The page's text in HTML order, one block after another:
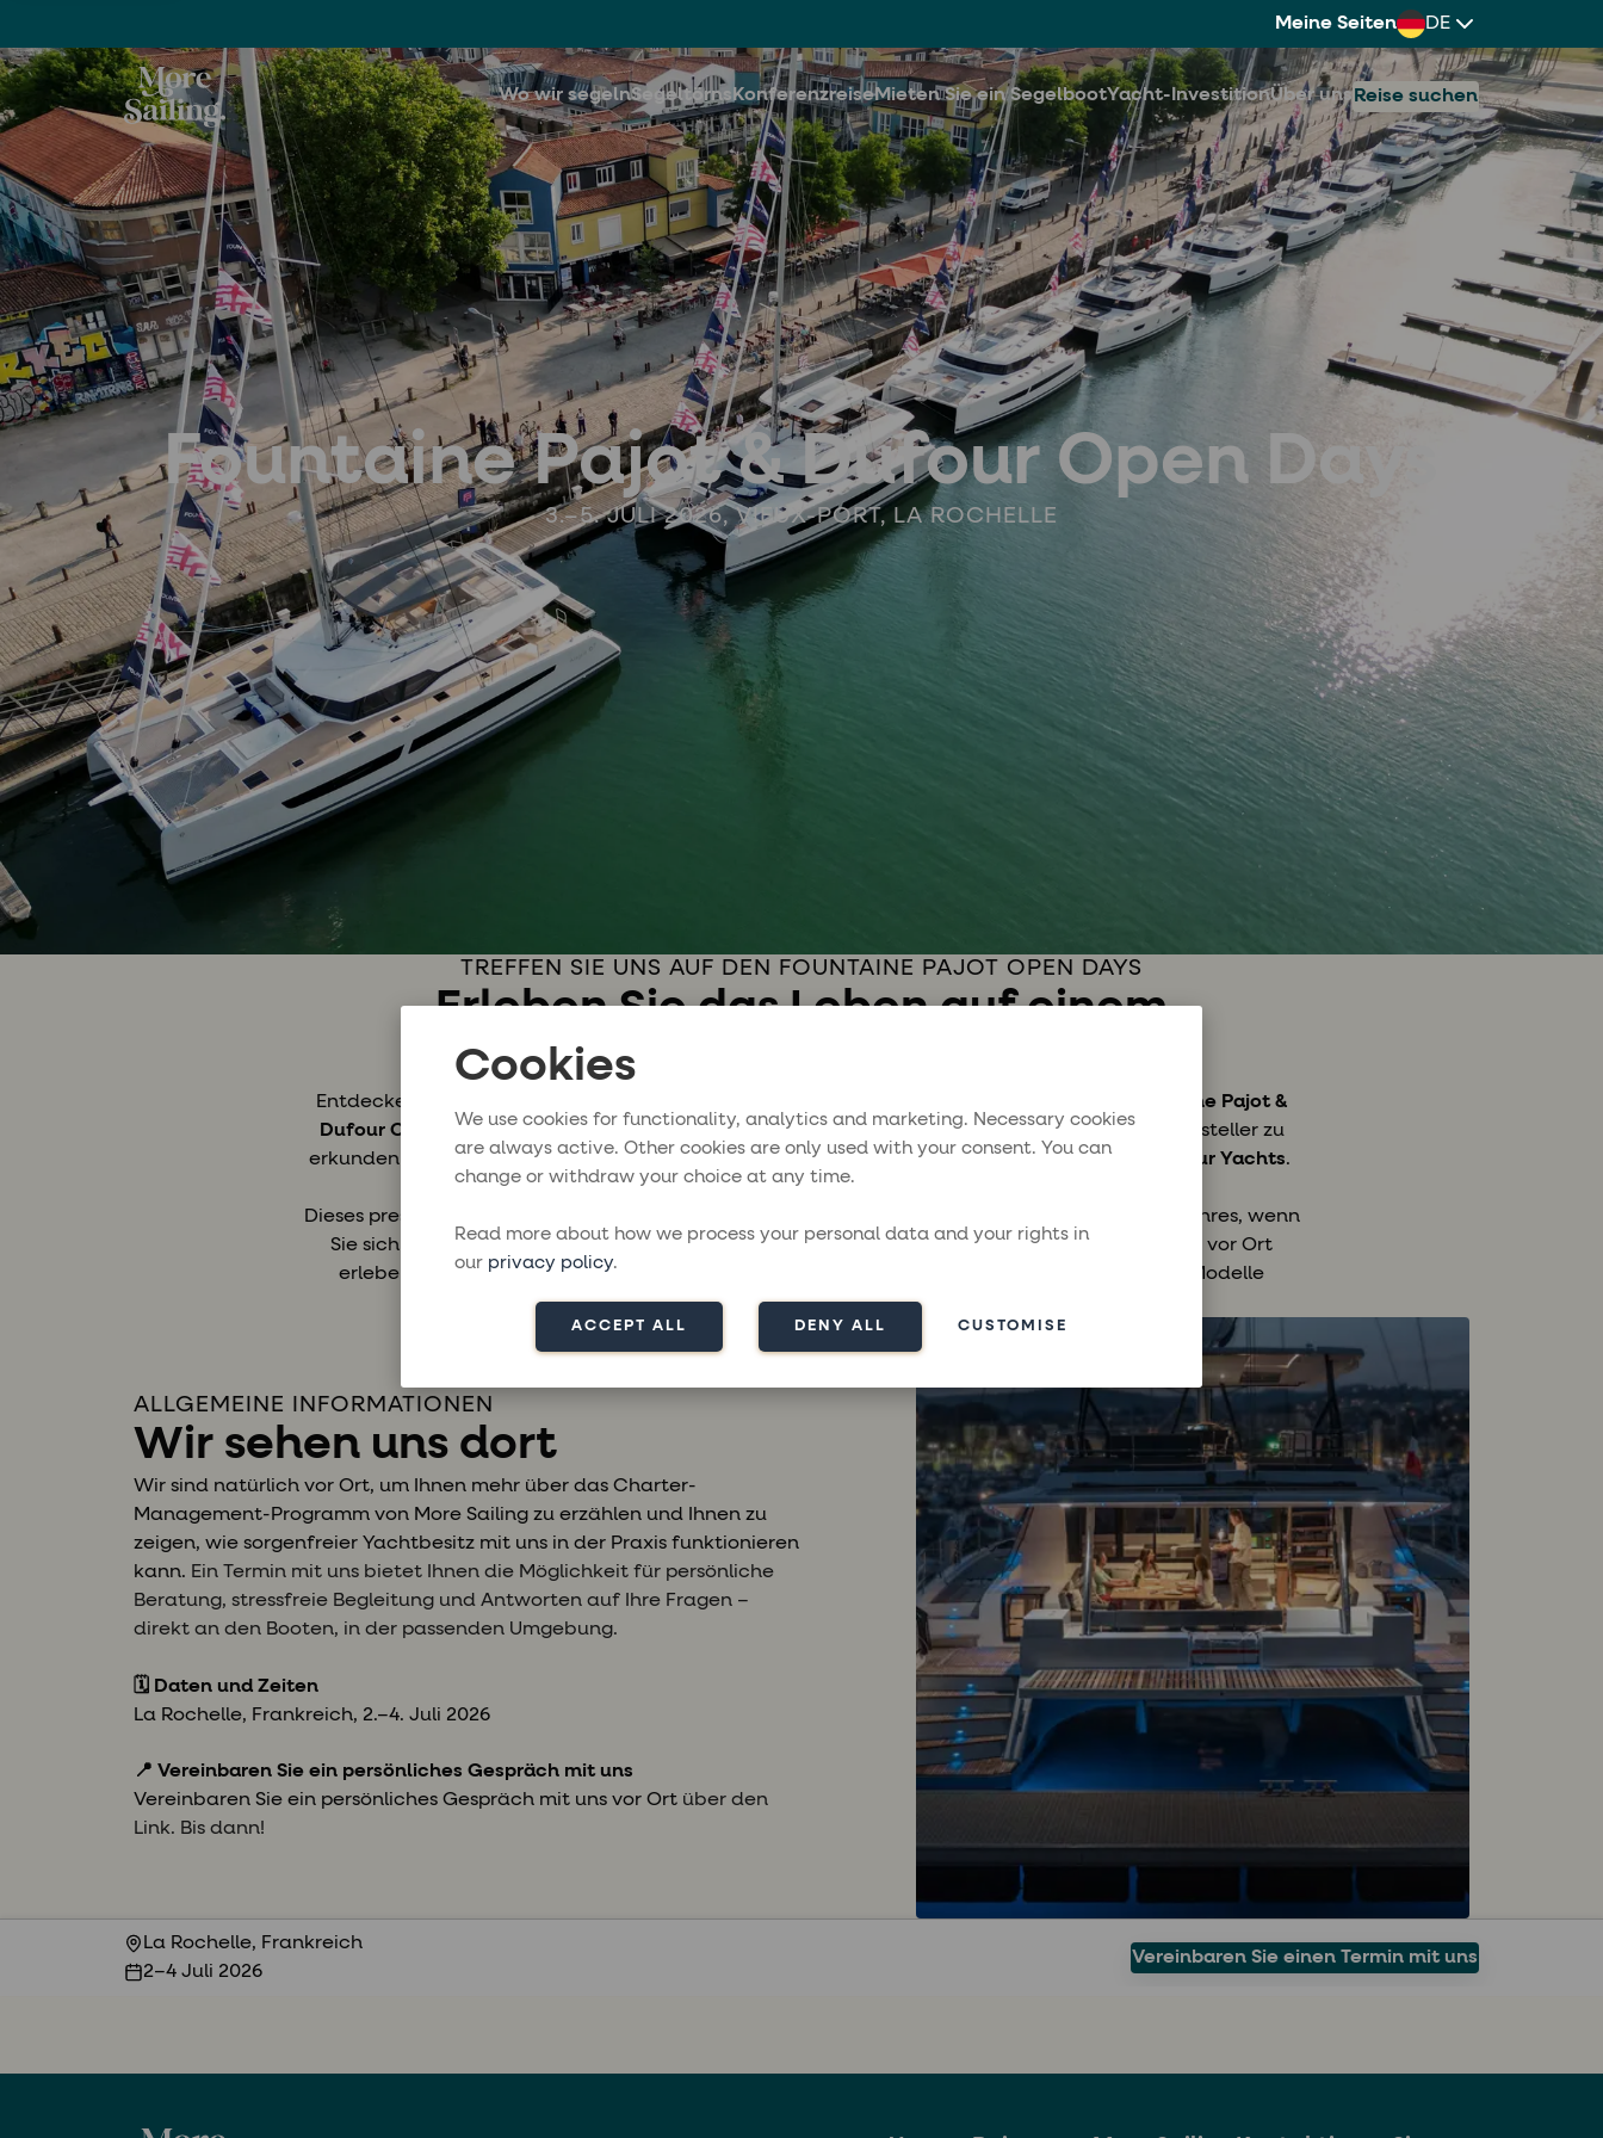
Cookies
We use cookies for functionality, analytics and marketing. Necessary cookies
are always active. Other cookies are only used with your consent. You can
change or withdraw your choice at any time.
Read more about how we process your personal data and your rights in
our privacy policy.
ACCEPT ALL DENY ALL CUSTOMISE
Meine Seiten DE
Wo wir segelnSegeltörns KonferenzreiseMieten Sie ein SegelbootYacht-InvestitionÜber uns Reise suchen
Fountaine Pajot & Dufour Open Days
3.–5. JULI 2026, VIEUX-PORT, LA ROCHELLE
TREFFEN SIE UNS AUF DEN FOUNTAINE PAJOT OPEN DAYS
Erleben Sie das Leben auf einem
Katamaran in La Rochelle
Entdecken Sie zwei der bekanntesten Werften der Welt am selben Ort! Während der
Fountaine Pajot &
Dufour Open Days in La Rochelle haben Sie die Möglichkeit, das gesamte Angebot beider Hersteller zu
erkunden – einschließlich der neuesten Modelle sowohl von Fountaine Pajot als auch von Dufour Yachts.
Dieses prestigeträchtige Event im Herzen des Atlantiks ist eines der absoluten Highlights des Jahres, wenn
Sie sich für Segeln, Bootsdesign und das Leben auf See begeistern. Hier können Sie die Boote vor Ort
erleben, an Bord gehen, alle Ihre Fragen stellen und genau sehen, worin sich die einzelnen Modelle
unterscheiden.
ALLGEMEINE INFORMATIONEN
Wir sehen uns dort
Wir sind natürlich vor Ort, um Ihnen mehr über das Charter-
Management-Programm von More Sailing zu erzählen und Ihnen zu
zeigen, wie sorgenfreier Yachtbesitz mit uns in der Praxis funktionieren
kann. Ein Termin mit uns bietet Ihnen die Möglichkeit für persönliche
Beratung, stressfreie Begleitung und Antworten auf Ihre Fragen –
direkt an den Booten, in der passenden Umgebung.
🗓️ Daten und Zeiten
La Rochelle, Frankreich, 2.–4. Juli 2026
📍 Vereinbaren Sie ein persönliches Gespräch mit uns
Vereinbaren Sie ein persönliches Gespräch mit uns vor Ort über den
Link. Bis dann!
La Rochelle, Frankreich
2–4 Juli 2026
Vereinbaren Sie einen Termin mit uns